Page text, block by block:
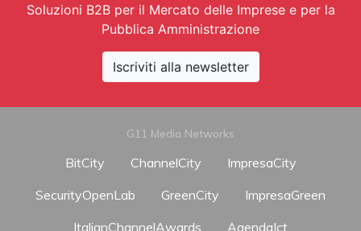
Soluzioni B2B per il Mercato delle Imprese e per la
Pubblica Amministrazione
Iscriviti alla newsletter
G11 Media Networks
BitCity ChannelCity
ImpresaCity
SecurityOpenLab
GreenCity
ImpresaGreen
ItalianChannelAwards
AgendaIct